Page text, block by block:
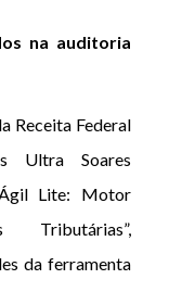
na auditoria
Receita Federal
Ultra Soares
Lite: Motor
da ferramenta